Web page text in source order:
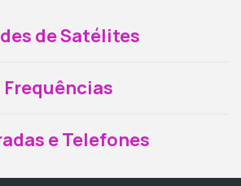
de Satélites
Frequências
e Telefones